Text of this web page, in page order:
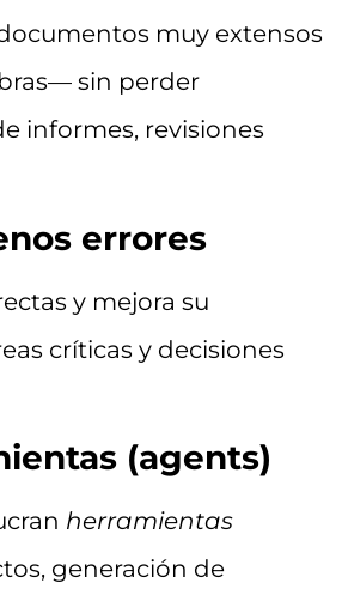
muy extensos
sin perder
informes, revisiones
errores
y mejora su
críticas y decisiones
(agents)
herramientas
generación de